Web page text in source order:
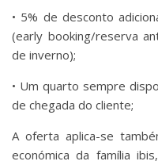
• 5% de desconto
(early booking/reserva
de inverno);
• Um quarto sempre
de chegada do cliente;
A oferta aplica-se
económica da família